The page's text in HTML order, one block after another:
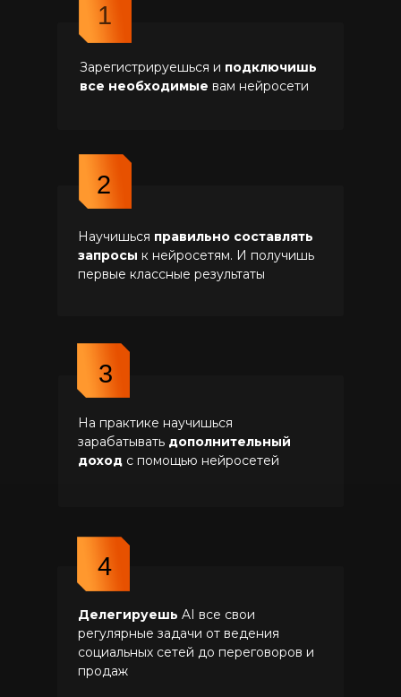
Зарегистрируешься и подключишь
все необходимые вам нейросети
Научишься правильно составлять
запросы к нейросетям. И получишь
первые классные результаты
На практике научишься
зарабатывать дополнительный
доход с помощью нейросетей
1
2
3
Делегируешь AI все свои
регулярные задачи от ведения
социальных сетей до переговоров и
продаж
4